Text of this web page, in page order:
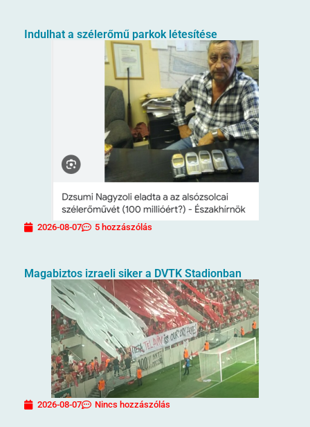
Indulhat a szélerőmű parkok létesítése
2026-08-07 5 hozzászólás
Magabiztos izraeli siker a DVTK Stadionban
2026-08-07 Nincs hozzászólás